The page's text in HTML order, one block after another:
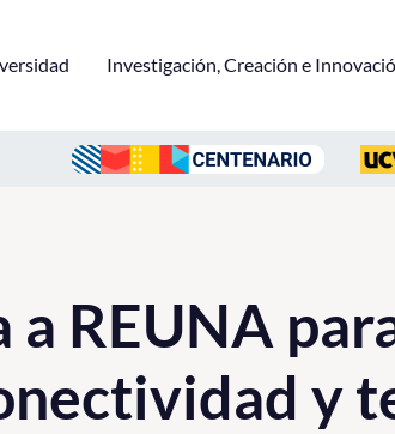
Investigación, Creación e
a REUNA
y